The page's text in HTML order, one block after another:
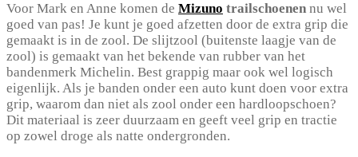
Voor Mark en Anne komen de Mizuno trailschoenen nu wel
goed van pas! Je kunt je goed afzetten door de extra grip die
gemaakt is in de zool. De slijtzool (buitenste laagje van de
zool) is gemaakt van het bekende van rubber van het
bandenmerk Michelin. Best grappig maar ook wel logisch
eigenlijk. Als je banden onder een auto kunt doen voor extra
grip, waarom dan niet als zool onder een hardloopschoen?
Dit materiaal is zeer duurzaam en geeft veel grip en tractie
op zowel droge als natte ondergronden.